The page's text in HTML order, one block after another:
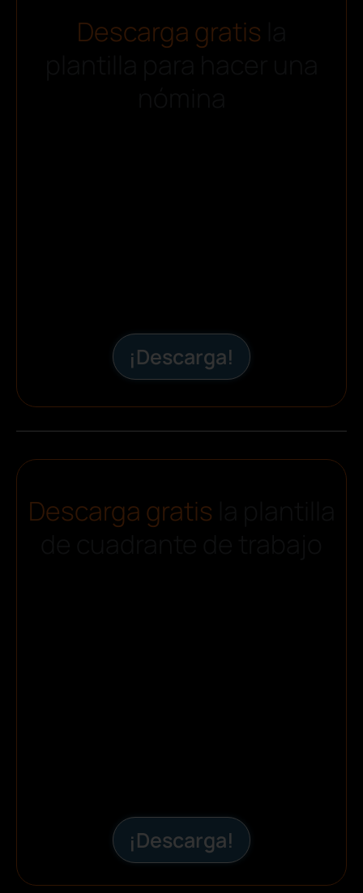
Descarga gratis
¡Descarga!
Descarga gratis
¡Descarga!